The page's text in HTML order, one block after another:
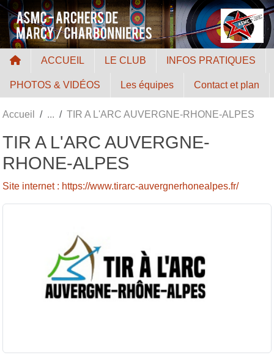
ACCUEIL LE CLUB INFOS PRATIQUES
PHOTOS & VIDÉOS Les équipes Contact et plan
Accueil TIR A L'ARC AUVERGNE-RHONE-ALPES
TIR A L'ARC AUVERGNE-
RHONE-ALPES
Site internet : https://www.tirarc-auvergnerhonealpes.fr/
Panneau de gestion des cookies